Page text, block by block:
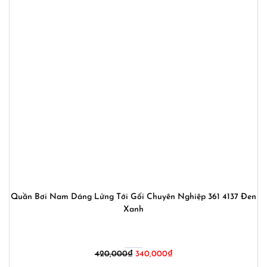
Quần Bơi Nam Dáng Lửng Tới Gối Chuyên Nghiệp 361 4137 Đen
Xanh
420,000₫ Giá
340,000₫Giá